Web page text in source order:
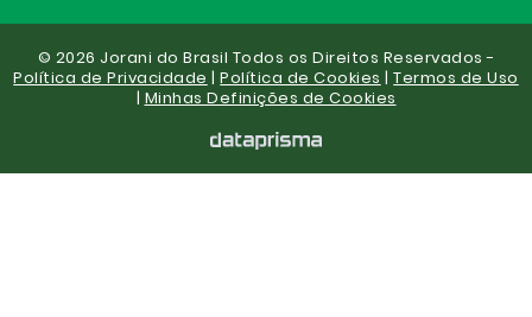
© 2026 Jorani do Brasil Todos os Direitos Reservados -
Política de Privacidade |Política de Cookies |Termos de Uso
| Minhas Definições de Cookies